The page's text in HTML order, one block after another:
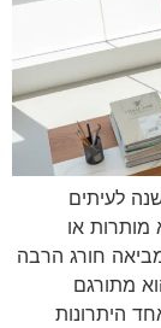
לעיתים
מותרות או
חורג הרבה
מתורגם
היתרונות